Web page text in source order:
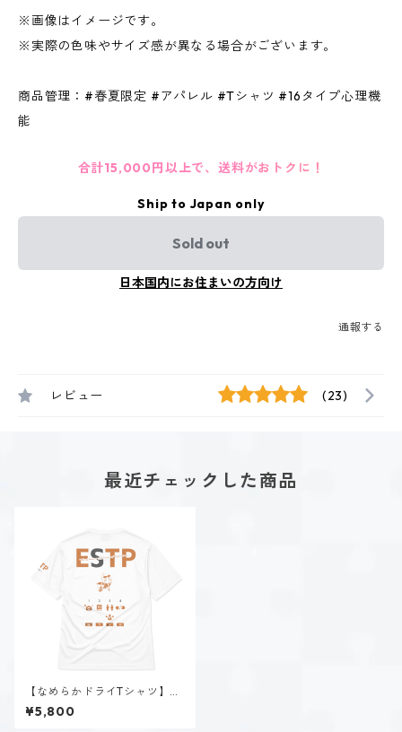
※画像はイメージです。
※実際の色味やサイズ感が異なる場合がございます。
商品管理：#春夏限定 #アパレル #Tシャツ #16タイプ心理機
能
合計15,000円以上で、送料がおトクに！
Ship to Japan only
Sold out
日本国内にお住まいの方向け
通報する
レビュー (23)
最近チェックした商品
【なめらかドライTシャツ】速
瀬 美姫（ESTP）｜ホワイト
¥5,800